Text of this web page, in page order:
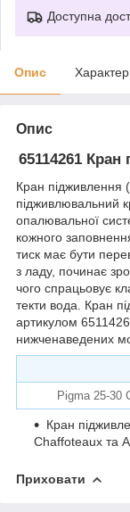
Доступна
Опис
Опис
65114261
Кран підживлення
підживлювальний
опалювальної
кожного
тиск має бути
з ладу, починає
чого спрацьовує
текти вода. Кран
артикулом
нижченаведених
Pigma 25-30
Кран
Сhaffoteaux та
Приховати